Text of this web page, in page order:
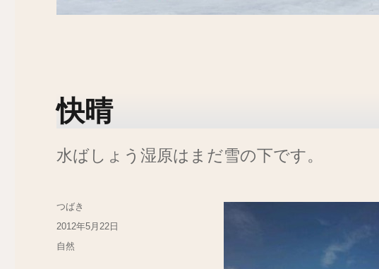
快晴
水ばしょう湿原はまだ雪の下です。
投
稿
つばき
投
稿
2012年5月22日
カ
自然